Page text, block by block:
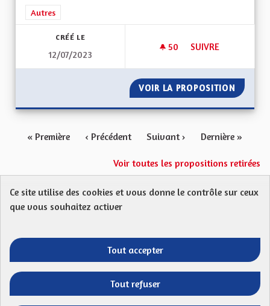
Filtrer les résultats de la catégorie : Autres
Autres
CRÉÉ LE
12/07/2023
50 50 ABONNÉS
SUIVRE
VOIR LA PROPOSITION QUEL
« Première ‹ Précédent Suivant › Dernière »
Voir toutes les propositions retirées
Protection des Données
Télécharger les fichiers Open Data
Entre vos mains - Collectivité
Entre vos mains - Collectivité
Entre vos mains - Collectivité
Entre vos mains -
Ce site utilise des cookies et vous donne le contrôle sur ceux
que vous souhaitez activer
Tout accepter
Tout refuser